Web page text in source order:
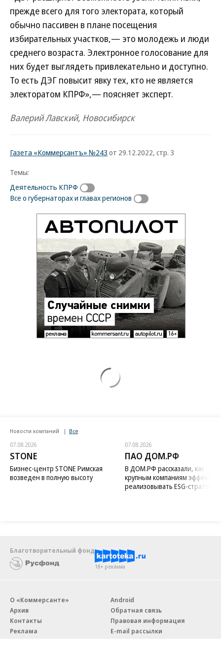
прежде всего для того электората, который
обычно пассивен в плане посещения
избирательных участков,— это молодежь и люди
среднего возраста. Электронное голосование для
них будет выглядеть привлекательно и доступно.
То есть ДЭГ повысит явку тех, кто не является
электоратом КПРФ»,— поясняет эксперт.
Валерий Лавский, Новосибирск
Газета «Коммерсантъ» №243 от 29.12.2022, стр. 3
Темы:
Деятельность КПРФ
Все о губернаторах и главах регионов
Новости компаний Все
07.08.2026
STONE
Бизнес-центр STONE Римская
возведен в полную высоту
07.08.2026
ПАО ДОМ.РФ
В ДОМ.РФ рассказали, как
крупным компаниям
реализовывать ESG-стратегию
Благотворительный фонд
18+ реклама
О «Коммерсанте»
Архив
Контакты
Реклама
Android
Обратная связь
Правовая информация
E-mail рассылки